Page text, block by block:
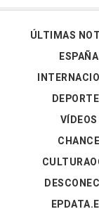
ÚLTIMAS
ESPAÑA
VÍDEOS
CHANCE